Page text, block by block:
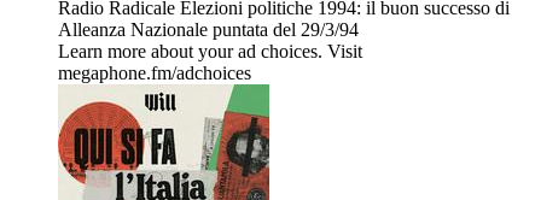
Radio Radicale Elezioni politiche 1994: il buon successo di
Alleanza Nazionale puntata del 29/3/94
Learn more about your ad choices. Visit
megaphone.fm/adchoices